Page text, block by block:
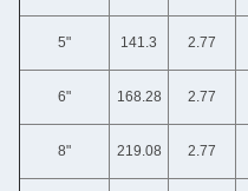
5" 141.3 2.77
6" 168.28 2.77
8" 219.08 2.77